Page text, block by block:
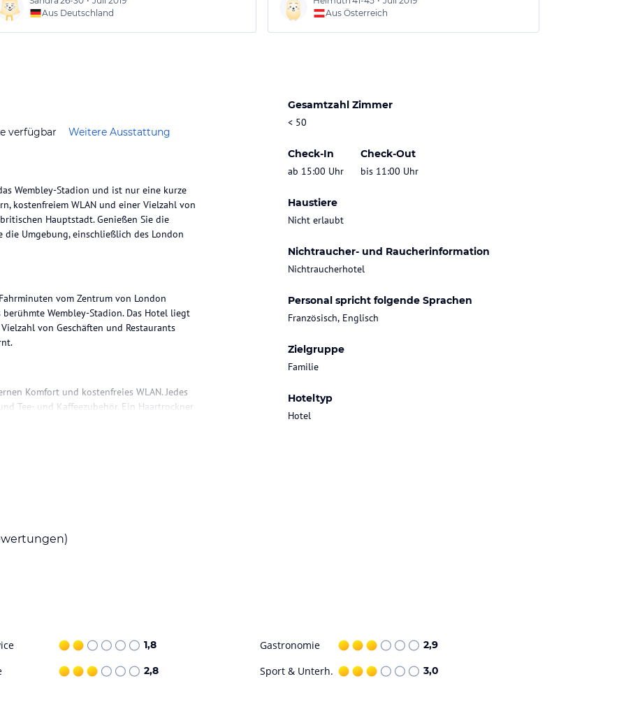
Aus Deutschland
Aus Österreich
verfügbar Weitere Ausstattung
Gesamtzahl Zimmer
< 50
Check-In
ab 15:00 Uhr
Check-Out
bis 11:00 Uhr
Haustiere
Nicht erlaubt
Nichtraucher- und Raucherinformation
Nichtraucherhotel
Personal spricht folgende Sprachen
Französisch, Englisch
Zielgruppe
Familie
Hoteltyp
Hotel
Wembley-Stadion und ist nur eine kurze
kostenfreiem WLAN und einer Vielzahl von
Hauptstadt. Genießen Sie die
Umgebung, einschließlich des London
vom Zentrum von London
Wembley-Stadion. Das Hotel liegt
von Geschäften und Restaurants
Komfort und kostenfreies WLAN. Jedes
Tee- und Kaffeezubehör. Ein Haartrockner
einen Tourenschalter, um Ihren
Sie auch zwei U-Bahnhöfe, von denen
Wembley Arena ist nur einen 6-minütigen
1,8 Gastronomie 2,9
2,8 Sport & Unterh. 3,0